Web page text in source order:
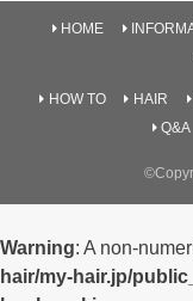
HOME
HOW TO HAIR
Q&A
Warning: A non-
hair/my-hair.jp/